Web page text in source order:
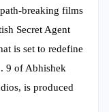
breaking films
Secret Agent
is set to redefine
9 of Abhishek
is produced